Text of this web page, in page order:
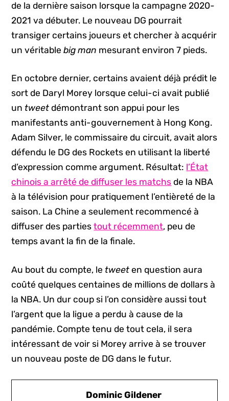
de la dernière saison lorsque la campagne 2020-
2021 va débuter. Le nouveau DG pourrait
transiger certains joueurs et chercher à acquérir
un véritablebig man mesurant environ 7 pieds.
En octobre dernier, certains avaient déjà prédit le
sort de Daryl Morey lorsque celui-ci avait publié
un tweetdémontrant son appui pour les
manifestants anti-gouvernement à Hong Kong.
Adam Silver, le commissaire du circuit, avait alors
défendu le DG des Rockets en utilisant la liberté
d’expression comme argument. Résultat: l’État
chinois a arrêté de diffuser les matchs de la NBA
à la télévision pour pratiquement l’entièreté de la
saison. La Chine a seulement recommencé à
diffuser des partiestout récemment, peu de
temps avant la fin de la finale.
Au bout du compte, le tweet en question aura
coûté quelques centaines de millions de dollars à
la NBA. Un dur coup si l’on considère aussi tout
l’argent que la ligue a perdu à cause de la
pandémie. Compte tenu de tout cela, il sera
intéressant de voir si Morey arrive à se trouver
un nouveau poste de DG dans le futur.
Dominic Gildener